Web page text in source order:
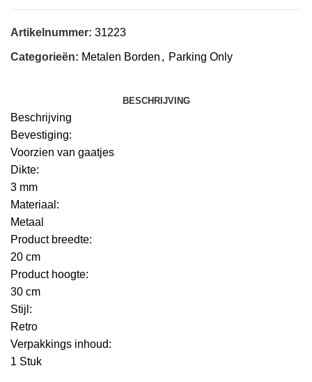
Artikelnummer: 31223
Categorieën: Metalen Borden , Parking Only
BESCHRIJVING
Beschrijving
Bevestiging:
Voorzien van gaatjes
Dikte:
3 mm
Materiaal:
Metaal
Product breedte:
20 cm
Product hoogte:
30 cm
Stijl:
Retro
Verpakkings inhoud:
1 Stuk